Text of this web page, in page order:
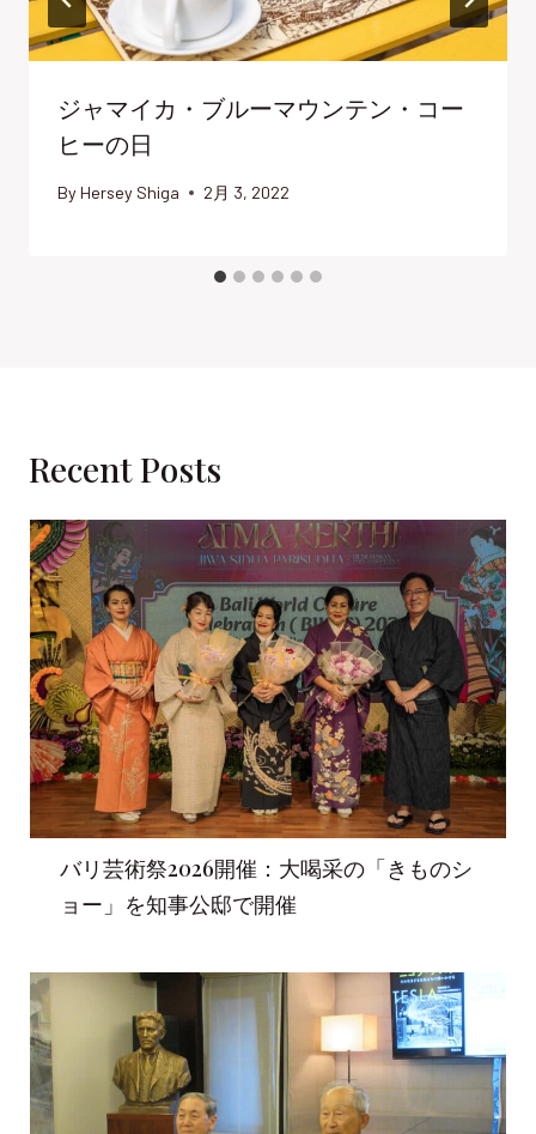
ジャマイカ・ブルーマウンテン・コー
ヒーの日
By Hersey Shiga 2月 3, 2022
Recent Posts
バリ芸術祭2026開催：大喝采の「きものシ
ョー」を知事公邸で開催